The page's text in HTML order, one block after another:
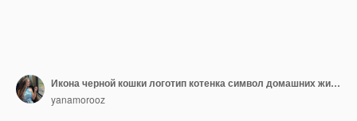
Икона черной кошки логотип котенка символ домашних животных страшный знак кошки Хэллоуин
yanamorooz